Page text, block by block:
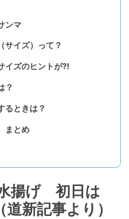
ンマ
サイズ）って？
イズのヒントが⁈
？
るときは？
まとめ
揚げ 初日は
新記事より）